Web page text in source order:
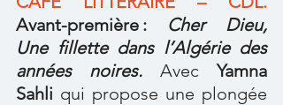
Avant-première : Cher Dieu,
Une fillette dans l’Algérie des
années noires. Avec Yamna
Sahli qui propose une plongée